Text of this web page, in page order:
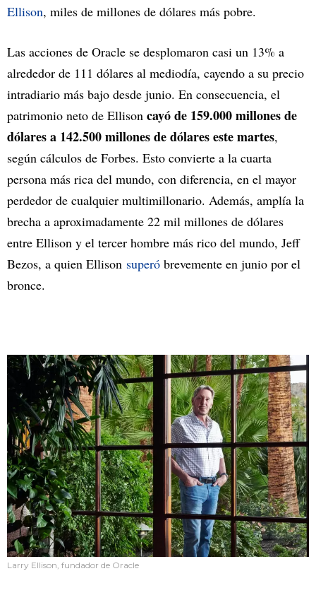
Ellison, miles de millones de dólares más pobre.
Las acciones de Oracle se desplomaron casi un 13% a
alrededor de 111 dólares al mediodía, cayendo a su precio
intradiario más bajo desde junio. En consecuencia, el
patrimonio neto de Ellison cayó de 159.000 millones de
dólares a 142.500 millones de dólares este martes,
según cálculos de Forbes. Esto convierte a la cuarta
persona más rica del mundo, con diferencia, en el mayor
perdedor de cualquier multimillonario. Además, amplía la
brecha a aproximadamente 22 mil millones de dólares
entre Ellison y el tercer hombre más rico del mundo, Jeff
Bezos, a quien Ellison superó brevemente en junio por el
bronce.
Larry Ellison, fundador de Oracle